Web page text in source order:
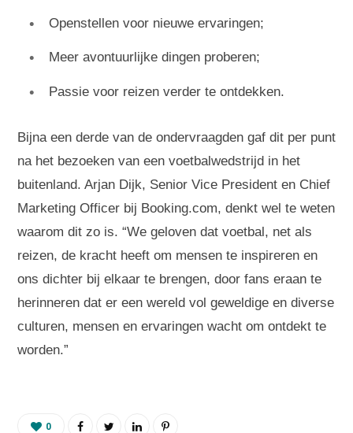
Openstellen voor nieuwe ervaringen;
Meer avontuurlijke dingen proberen;
Passie voor reizen verder te ontdekken.
Bijna een derde van de ondervraagden gaf dit per punt
na het bezoeken van een voetbalwedstrijd in het
buitenland. Arjan Dijk, Senior Vice President en Chief
Marketing Officer bij Booking.com, denkt wel te weten
waarom dit zo is. “We geloven dat voetbal, net als
reizen, de kracht heeft om mensen te inspireren en
ons dichter bij elkaar te brengen, door fans eraan te
herinneren dat er een wereld vol geweldige en diverse
culturen, mensen en ervaringen wacht om ontdekt te
worden.”
0